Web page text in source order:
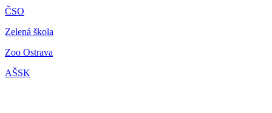
ČSO
Zelená škola
Zoo Ostrava
AŠSK